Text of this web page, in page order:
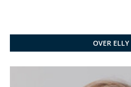
OVER ELLY